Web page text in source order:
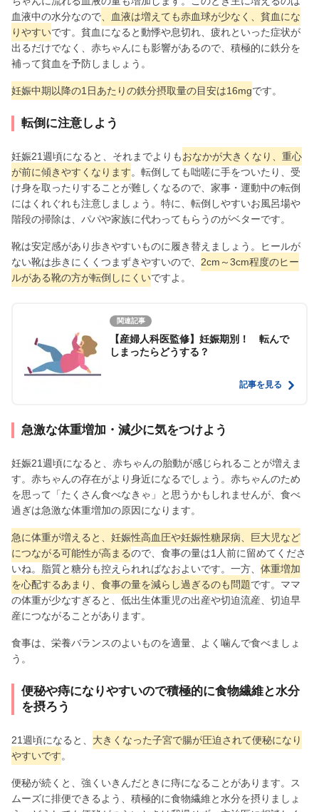
血液中の水分なので 、血液は増えても赤血球が少なく、貧血にな
りやすいです。貧血になると動悸や息切れ、疲れといった症状が
出るだけでなく、赤ちゃんにも影響があるので、積極的に鉄分を
補って貧血を予防しましょう。
妊娠中期以降の1日あたりの鉄分摂取量の目安は16mgです。
転倒に注意しよう
妊娠21週頃になると、それまでよりもおなかが大きくなり、重心
が前に傾きやすくなります。転倒しても咄嗟に手をついたり、受
け身を取ったりすることが難しくなるので、家事・運動中の転倒
にはくれぐれも注意しましょう。特に、転倒しやすいお風呂場や
階段の掃除は、パパや家族に代わってもらうのがベターです。
靴は安定感があり歩きやすいものに履き替えましょう。ヒールが
ない靴は歩きにくくつまずきやすいので、 2cm～3cm程度のヒー
ルがある靴の方が転倒しにくいですよ。
関連記事
【産婦人科医監修】妊娠期別！ 転んで
しまったらどうする？
記事を見る
急激な体重増加・減少に気をつけよう
妊娠21週頃になると、赤ちゃんの胎動が感じられることが増えま
す。赤ちゃんの存在がより身近になるでしょう。赤ちゃんのため
を思って「たくさん食べなきゃ」と思うかもしれませんが、食べ
過ぎは急激な体重増加の原因になります。
急に体重が増えると、妊娠性高血圧や妊娠性糖尿病、巨大児など
につながる可能性が高まるので、食事の量は1人前に留めてくださ
いね。脂質と糖分も控えられればなおよいです。一方、 体重増加
を心配するあまり、食事の量を減らし過ぎるのも問題です。ママ
の体重が少なすぎると、低出生体重児の出産や切迫流産、切迫早
産につながることがあります。
食事は、栄養バランスのよいものを適量、よく噛んで食べましょ
う。
便秘や痔になりやすいので積極的に食物繊維と水分
を摂ろう
21週頃になると、 大きくなった子宮で腸が圧迫されて便秘になり
やすいです。
便秘が続くと、強くいきんだときに痔になることがあります。ス
ムーズに排便できるよう、積極的に食物繊維と水分を摂りましょ